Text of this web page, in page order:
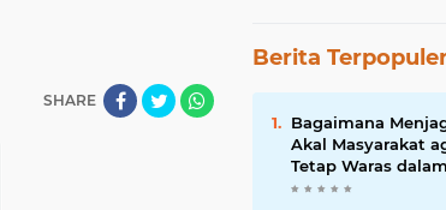
SHARE
Berita
Bagaimana
Akal Masyarakat
Tetap Waras dalam
Islam?